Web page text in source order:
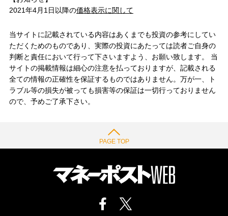
2021年4月1日以降の価格表示に関して
当サイトに記載されている内容はあくまでも投資の参考にしてい
ただくためのものであり、実際の投資にあたっては読者ご自身の
判断と責任において行って下さいますよう、お願い致します。 当
サイトの掲載情報は細心の注意を払っておりますが、記載される
全ての情報の正確性を保証するものではありません。万が一、ト
ラブル等の損失が被っても損害等の保証は一切行っておりません
ので、予めご了承下さい。
PAGE TOP